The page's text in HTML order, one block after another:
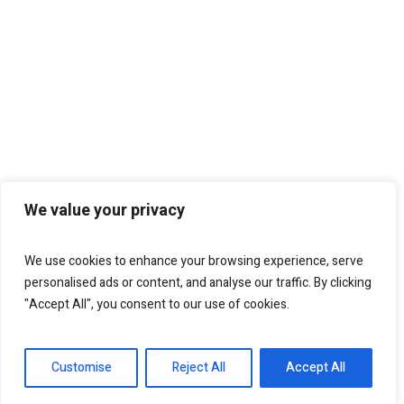
We value your privacy
We use cookies to enhance your browsing experience, serve
personalised ads or content, and analyse our traffic. By clicking
"Accept All", you consent to our use of cookies.
Customise Reject All Accept All